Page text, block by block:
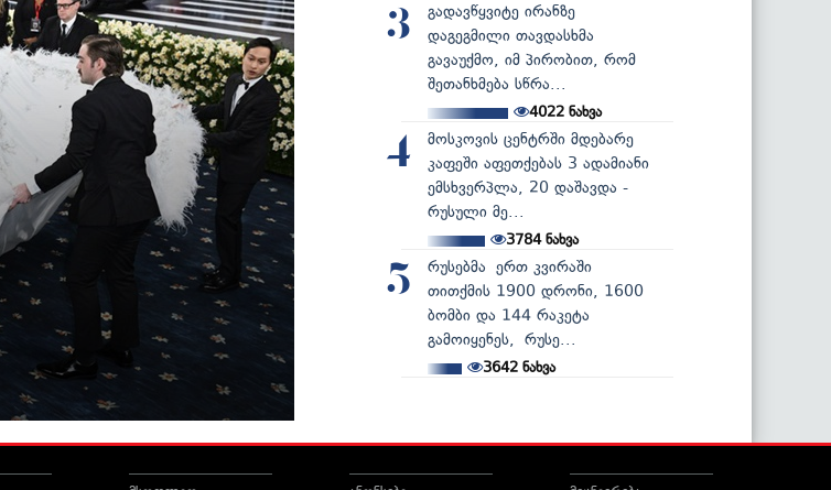
3
გადავწყვიტე ირანზე
დაგეგმილი თავდასხმა
გავაუქმო, იმ პირობით, რომ
შეთანხმება სწრა...
4022ნახვა
4
მოსკოვის ცენტრში მდებარე
კაფეში აფეთქებას 3 ადამიანი
ემსხვერპლა, 20 დაშავდა -
რუსული მე...
3784ნახვა
5
რუსებმა ერთ კვირაში
თითქმის 1900 დრონი, 1600
ბომბი და 144 რაკეტა
გამოიყენეს, რუსე...
3642 ნახვა